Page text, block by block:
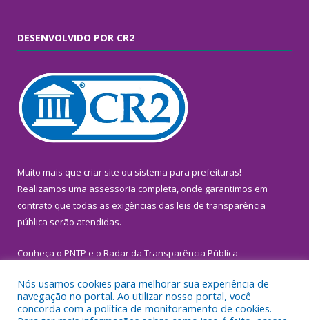
DESENVOLVIDO POR CR2
Muito mais que criar site ou sistema para prefeituras!
Realizamos uma assessoria completa, onde garantimos em
contrato que todas as exigências das leis de transparência
pública serão atendidas.
Conheça o PNTP e o Radar da Transparência Pública
Nós usamos cookies para melhorar sua experiência de
navegação no portal. Ao utilizar nosso portal, você
concorda com a política de monitoramento de cookies.